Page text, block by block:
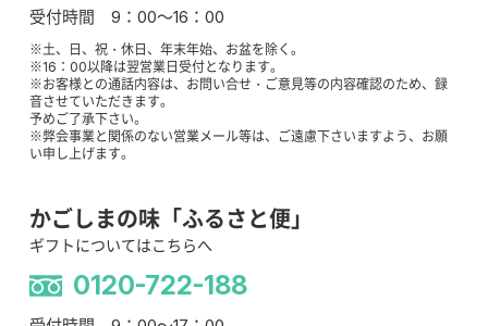
受付時間 9：00～16：00
※土、日、祝・休日、年末年始、お盆を除く。
※16：00以降は翌営業日受付となります。
※お客様との通話内容は、お問い合せ・ご意見等の内容確認のため、録
音させていただきます。
予めご了承下さい。
※弊会事業と関係のない営業メール等は、ご遠慮下さいますよう、お願
い申し上げます。
かごしまの味「ふるさと便」
ギフトについてはこちらへ
0120-722-188